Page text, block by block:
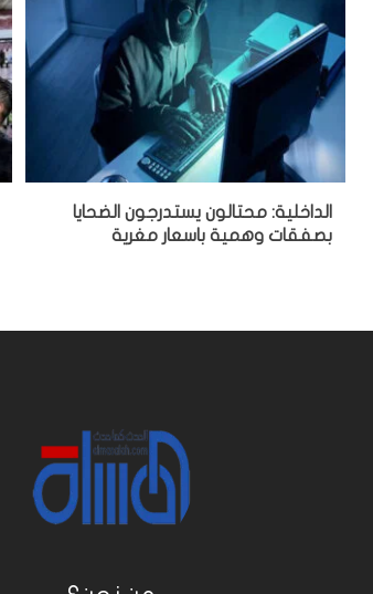
الداخلية: محتالون يستدرجون الضحايا
بصفقات وهمية باسعار مغرية